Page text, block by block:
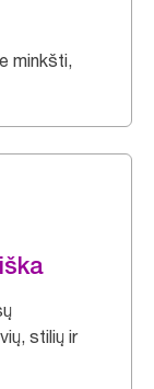
minkšti,
stilių ir